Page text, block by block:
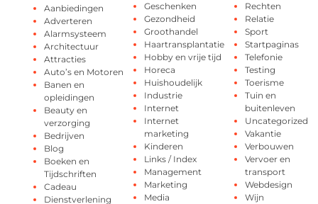
Aanbiedingen
Adverteren
Alarmsysteem
Architectuur
Attracties
Auto’s en Motoren
Banen en
opleidingen
Beauty en
verzorging
Bedrijven
Blog
Boeken en
Tijdschriften
Cadeau
Dienstverlening
Geschenken
Gezondheid
Groothandel
Haartransplantatie
Hobby en vrije tijd
Horeca
Huishoudelijk
Industrie
Internet
Internet
marketing
Kinderen
Links / Index
Management
Marketing
Media
Rechten
Relatie
Sport
Startpaginas
Telefonie
Testing
Toerisme
Tuin en
buitenleven
Uncategorized
Vakantie
Verbouwen
Vervoer en
transport
Webdesign
Wijn